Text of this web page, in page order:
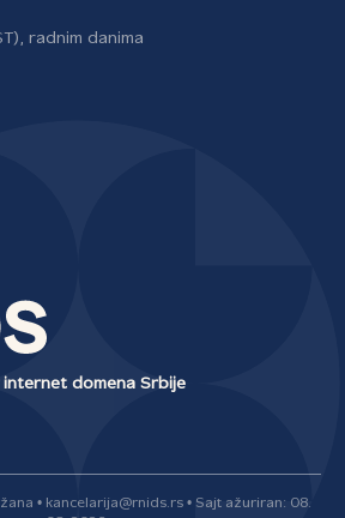
radnim danima
internet domena Srbije
• kancelarija@rnids.rs • Sajt ažuriran: 08.